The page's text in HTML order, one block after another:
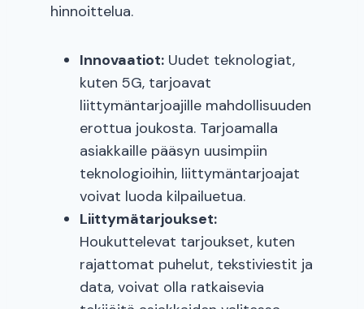
hinnoittelua.
Innovaatiot: Uudet teknologiat,
kuten 5G, tarjoavat
liittymäntarjoajille mahdollisuuden
erottua joukosta. Tarjoamalla
asiakkaille pääsyn uusimpiin
teknologioihin, liittymäntarjoajat
voivat luoda kilpailuetua.
Liittymätarjoukset:
Houkuttelevat tarjoukset, kuten
rajattomat puhelut, tekstiviestit ja
data, voivat olla ratkaisevia